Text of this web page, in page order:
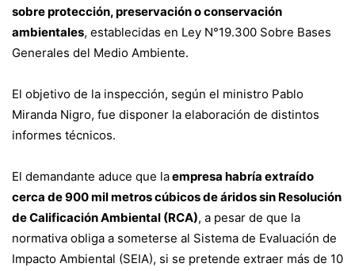
sobre protección, preservación o conservación
ambientales, establecidas en Ley N°19.300 Sobre Bases
Generales del Medio Ambiente.
El objetivo de la inspección, según el ministro Pablo
Miranda Nigro, fue disponer la elaboración de distintos
informes técnicos.
El demandante aduce que laempresa habría extraído
cerca de 900 mil metros cúbicos de áridos sin Resolución
de Calificación Ambiental (RCA), a pesar de que la
normativa obliga a someterse al Sistema de Evaluación de
Impacto Ambiental (SEIA), si se pretende extraer más de 10